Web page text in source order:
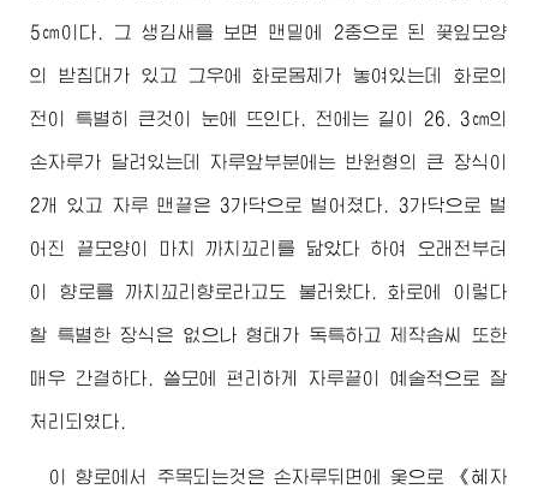
5㎝이다. 그 생김새를 보면 맨밑에 2중으로 된 꽃잎모양
의 받침대가 있고 그우에 화로몸체가 놓여있는데 화로의
전이 특별히 큰것이 눈에 뜨인다. 전에는 길이 26. 3㎝의
손자루가 달려있는데 자루앞부분에는 반원형의 큰 장식이
2개 있고 자루 맨끝은 3가닥으로 벌어졌다. 3가닥으로 벌
어진 끝모양이 마치 까치꼬리를 닮았다 하여 오래전부터
이 향로를 까치꼬리향로라고도 불러왔다. 화로에 이렇다
할 특별한 장식은 없으나 형태가 독특하고 제작솜씨 또한
매우 간결하다. 쓸모에 편리하게 자루끝이 예술적으로 잘
처리되였다.
이 향로에서 주목되는것은 손자루뒤면에 옻으로 《혜자